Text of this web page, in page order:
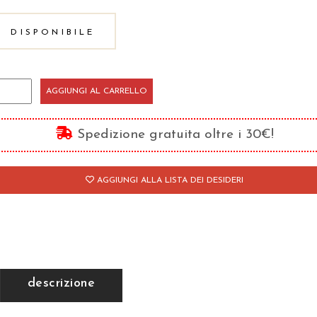
DISPONIBILE
1
AGGIUNGI AL CARRELLO
Spedizione gratuita oltre i 30€!
AGGIUNGI ALLA LISTA DEI DESIDERI
descrizione